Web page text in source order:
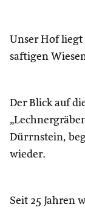
Unser Hof liegt
saftigen
Der Blick auf
Dürrnstein,
wieder.
Seit 25 Jahren